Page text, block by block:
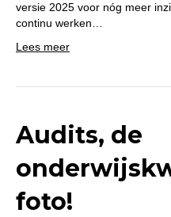
versie 2025 voor nóg meer
continu werken…
Lees meer
Audits, de
foto!